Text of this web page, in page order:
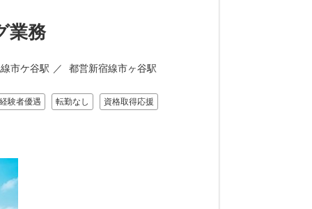
業務
市ケ谷駅 都営新宿線市ヶ谷駅
験者優遇 転勤なし 資格取得応援